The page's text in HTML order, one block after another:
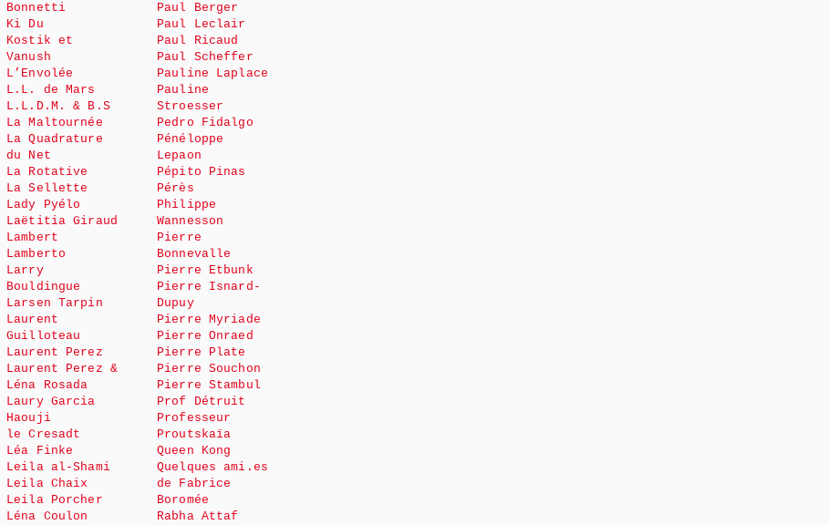
Bonnetti
Ki Du
Kostik et
Vanush
L’Envolée
L.L. de Mars
L.L.D.M. & B.S
La Maltournée
La Quadrature
du Net
La Rotative
La Sellette
Lady Pyélo
Laëtitia Giraud
Lambert
Lamberto
Larry
Bouldingue
Larsen Tarpin
Laurent
Guilloteau
Laurent Perez
Laurent Perez &
Léna Rosada
Laury Garcia
Haouji
le Cresadt
Léa Finke
Leila al-Shami
Leila Chaix
Leila Porcher
Léna Coulon
Paul Berger
Paul Leclair
Paul Ricaud
Paul Scheffer
Pauline Laplace
Pauline
Stroesser
Pedro Fidalgo
Pénéloppe
Lepaon
Pépito Pinas
Pérès
Philippe
Wannesson
Pierre
Bonnevalle
Pierre Etbunk
Pierre Isnard-
Dupuy
Pierre Myriade
Pierre Onraed
Pierre Plate
Pierre Souchon
Pierre Stambul
Prof Détruit
Professeur
Proutskaïa
Queen Kong
Quelques ami.es
de Fabrice
Boromée
Rabha Attaf